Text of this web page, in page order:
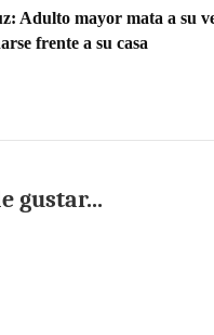
Adulto mayor mata a su
frente a su casa
gustar...